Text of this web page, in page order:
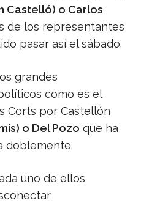
Castelló) o Carlos
de los representantes
pasar así el sábado.
grandes
como es el
Corts por Castellón
o Del Pozo que ha
doblemente.
uno de ellos